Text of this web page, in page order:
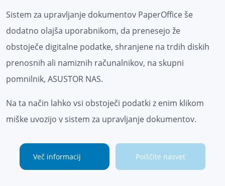
Sistem za upravljanje dokumentov PaperOffice še
dodatno olajša uporabnikom, da prenesejo že
obstoječe digitalne podatke, shranjene na trdih diskih
prenosnih ali namiznih računalnikov, na skupni
pomnilnik, ASUSTOR NAS.
Na ta način lahko vsi obstoječi podatki z enim klikom
miške uvozijo v sistem za upravljanje dokumentov.
Več informacij Poiščite nasvet